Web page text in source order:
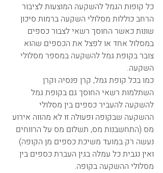
כל קופות הגמל להשקעה המוצעות לציבור
הרחב כוללות מסלולי השקעה ברמות סיכון
שונות כאשר החוסך רשאי לצבור כספים
במסלול אחד או לפצל את הכספים שהוא
צובר בקופת גמל להשקעה במספר מסלולי
השקעה.
כמו בכל קופת גמל, קרן פנסיה וקרן
השתלמות רשאי החוסך גם בקופת גמל
להשקעה להעביר כספים בין מסלולי
ההשקעה שבקופה ופעולה זו לא מהווה אירוע
מס (התחשבנות מס, תשלום מס על הרווחים
נעשה רק במועד משיכת כספים מן הקופה)
ואין נגבית כל עמלה בגין העברת כספים בין
מסלולי ההשקעה בקופה.